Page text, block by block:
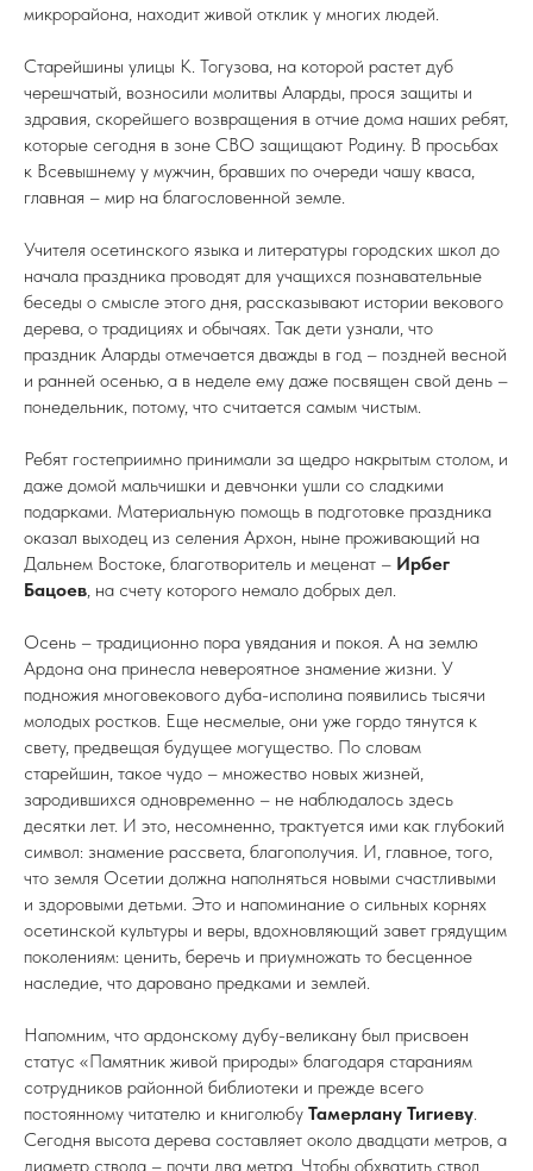
микрорайона, находит живой отклик у многих людей.
Старейшины улицы К. Тогузова, на которой растет дуб
черешчатый, возносили молитвы Аларды, прося защиты и
здравия, скорейшего возвращения в отчие дома наших ребят,
которые сегодня в зоне СВО защищают Родину. В просьбах
к Всевышнему у мужчин, бравших по очереди чашу кваса,
главная – мир на благословенной земле.
Учителя осетинского языка и литературы городских школ до
начала праздника проводят для учащихся познавательные
беседы о смысле этого дня, рассказывают истории векового
дерева, о традициях и обычаях. Так дети узнали, что
праздник Аларды отмечается дважды в год – поздней весной
и ранней осенью, а в неделе ему даже посвящен свой день –
понедельник, потому, что считается самым чистым.
Ребят гостеприимно принимали за щедро накрытым столом, и
даже домой мальчишки и девчонки ушли со сладкими
подарками. Материальную помощь в подготовке праздника
оказал выходец из селения Архон, ныне проживающий на
Дальнем Востоке, благотворитель и меценат – Ирбег
Бацоев, на счету которого немало добрых дел.
Осень – традиционно пора увядания и покоя. А на землю
Ардона она принесла невероятное знамение жизни. У
подножия многовекового дуба-исполина появились тысячи
молодых ростков. Еще несмелые, они уже гордо тянутся к
свету, предвещая будущее могущество. По словам
старейшин, такое чудо – множество новых жизней,
зародившихся одновременно – не наблюдалось здесь
десятки лет. И это, несомненно, трактуется ими как глубокий
символ: знамение рассвета, благополучия. И, главное, того,
что земля Осетии должна наполняться новыми счастливыми
и здоровыми детьми. Это и напоминание о сильных корнях
осетинской культуры и веры, вдохновляющий завет грядущим
поколениям: ценить, беречь и приумножать то бесценное
наследие, что даровано предками и землей.
Напомним, что ардонскому дубу-великану был присвоен
статус «Памятник живой природы» благодаря стараниям
сотрудников районной библиотеки и прежде всего
постоянному читателю и книголюбу Тамерлану Тигиеву.
Сегодня высота дерева составляет около двадцати метров, а
диаметр ствола – почти два метра. Чтобы обхватить ствол